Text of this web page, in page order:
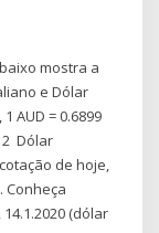
mostra a
e Dólar
AUD = 0.6899
Dólar
de hoje,
Conheça
(dólar